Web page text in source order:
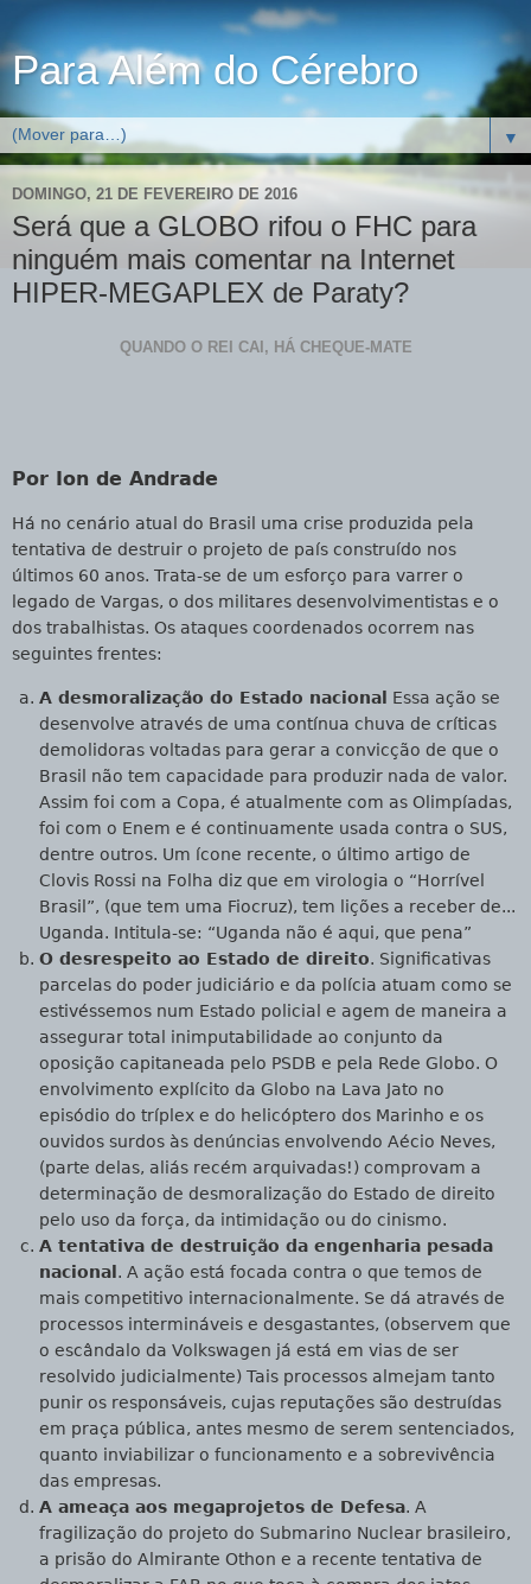
Para Além do Cérebro
▼
DOMINGO, 21 DE FEVEREIRO DE 2016
Será que a GLOBO rifou o FHC para
ninguém mais comentar na Internet
HIPER-MEGAPLEX de Paraty?
QUANDO O REI CAI, HÁ CHEQUE-MATE
Por Ion de Andrade
Há no cenário atual do Brasil uma crise produzida pela
tentativa de destruir o projeto de país construído nos
últimos 60 anos. Trata-se de um esforço para varrer o
legado de Vargas, o dos militares desenvolvimentistas e o
dos trabalhistas. Os ataques coordenados ocorrem nas
seguintes frentes:
A desmoralização do Estado nacional
Essa ação se
desenvolve através de uma contínua chuva de críticas
demolidoras voltadas para gerar a convicção de que o
Brasil não tem capacidade para produzir nada de valor.
Assim foi com a Copa, é atualmente com as Olimpíadas,
foi com o Enem e é continuamente usada contra o SUS,
dentre outros. Um ícone recente, o último artigo de
Clovis Rossi na Folha diz que em virologia o “Horrível
Brasil”, (que tem uma Fiocruz), tem lições a receber de...
Uganda. Intitula-se: “Uganda não é aqui, que pena”
O desrespeito ao Estado de direito. Significativas
parcelas do poder judiciário e da polícia atuam como se
estivéssemos num Estado policial e agem de maneira a
assegurar total inimputabilidade ao conjunto da
oposição capitaneada pelo PSDB e pela Rede Globo. O
envolvimento explícito da Globo na Lava Jato no
episódio do tríplex e do helicóptero dos Marinho e os
ouvidos surdos às denúncias envolvendo Aécio Neves,
(parte delas, aliás recém arquivadas!) comprovam a
determinação de desmoralização do Estado de direito
pelo uso da força, da intimidação ou do cinismo.
A tentativa de destruição da engenharia pesada
nacional . A ação está focada contra o que temos de
mais competitivo internacionalmente. Se dá através de
processos intermináveis e desgastantes, (observem que
o escândalo da Volkswagen já está em vias de ser
resolvido judicialmente) Tais processos almejam tanto
punir os responsáveis, cujas reputações são destruídas
em praça pública, antes mesmo de serem sentenciados,
quanto inviabilizar o funcionamento e a sobrevivência
das empresas.
A ameaça aos megaprojetos de Defesa. A
fragilização do projeto do Submarino Nuclear brasileiro,
a prisão do Almirante Othon e a recente tentativa de